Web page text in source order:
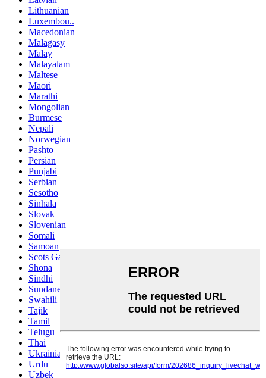
Lithuanian
Luxembou..
Macedonian
Malagasy
Malay
Malayalam
Maltese
Maori
Marathi
Mongolian
Burmese
Nepali
Norwegian
Pashto
Persian
Punjabi
Serbian
Sesotho
Sinhala
Slovak
Slovenian
Somali
Samoan
Scots Gaelic
Shona
Sindhi
Sundanese
Swahili
Tajik
Tamil
Telugu
Thai
Ukrainian
Urdu
Uzbek